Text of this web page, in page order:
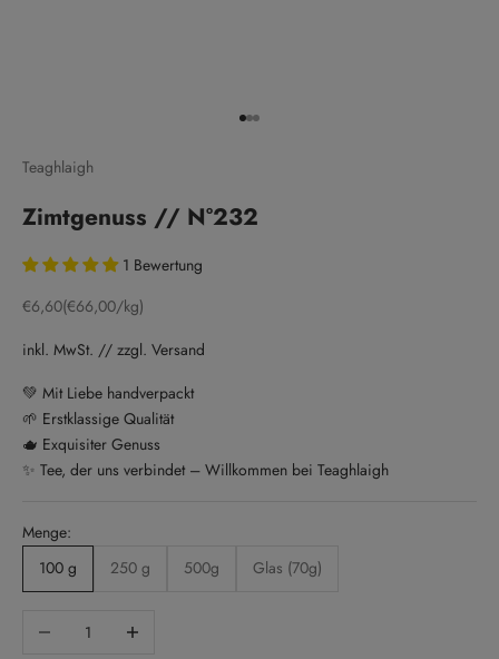
Gehe zu Element 1
Gehe zu Element 2
Gehe zu Element 3
Teaghlaigh
Zimtgenuss // N°232
1 Bewertung
Angebot
€6,60(€66,00/kg)
inkl. MwSt. // zzgl. Versand
💚 Mit Liebe handverpackt
🌱 Erstklassige Qualität
🫖 Exquisiter Genuss
✨ Tee, der uns verbindet – Willkommen bei Teaghlaigh
Menge:
100 g
250 g 500g Glas (70g)
Anzahl verringernAnzahl erhöhen